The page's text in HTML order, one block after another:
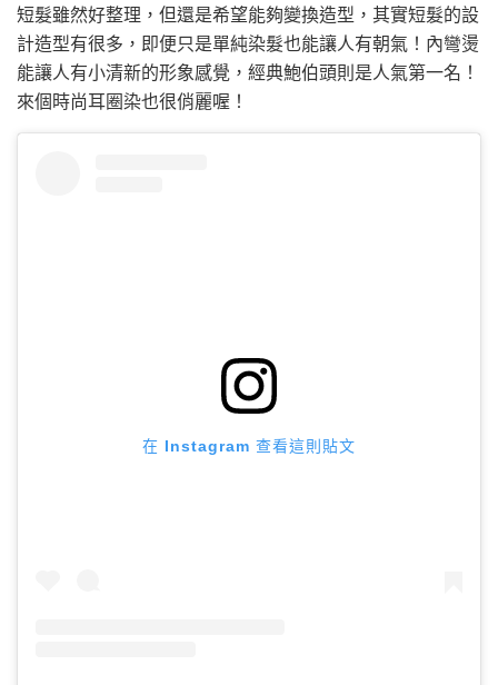
短髮雖然好整理，但還是希望能夠變換造型，其實短髮的設
計造型有很多，即便只是單純染髮也能讓人有朝氣！內彎燙
能讓人有小清新的形象感覺，經典鮑伯頭則是人氣第一名！
來個時尚耳圈染也很俏麗喔！
在 Instagram 查看這則貼文